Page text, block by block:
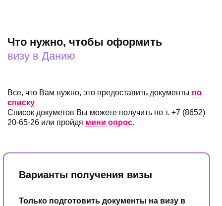
Что нужно, чтобы оформить
визу в Данию
Все, что Вам нужно, это предоставить документы по
списку
Список докуметов Вы можете получить по т. +7 (8652)
20-65-26 или пройдя мини опрос.
Варианты получения визы
Только подготовить документы на визу в